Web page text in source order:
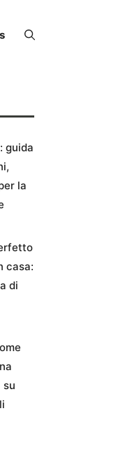
guida
la
casa:
di
su